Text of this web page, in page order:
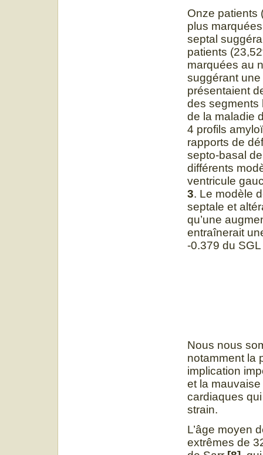
Onze patients
plus
septal
patients
marquées au
suggérant
présentaient
des segments
de la maladie
4 profils
rapports de
septo-basal
différents
ventricule
3. Le modèle
septale et
qu’une
entraînerait
-0.379 du
Nous nous
notamment la
implication
et la
cardiaques
strain.
L’âge moyen
extrêmes de